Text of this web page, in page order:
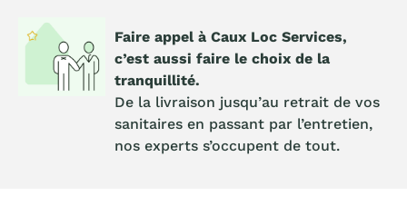
Chantier
Faire appel à Caux Loc Services,
c’est aussi faire le choix de la
tranquillité.
De la livraison jusqu’au retrait de vos
sanitaires en passant par l’entretien,
nos experts s’occupent de tout.